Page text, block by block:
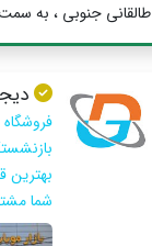
طالقانی جنوبی ، به
شما